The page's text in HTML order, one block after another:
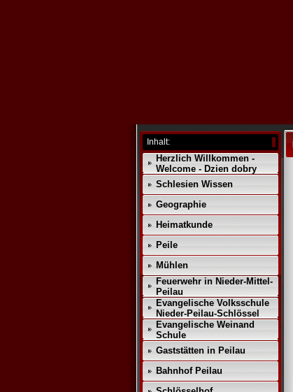
Inhalt:
Herzlich Willkommen -
Welcome - Dzien dobry
Schlesien Wissen
Geographie
Heimatkunde
Peile
Mühlen
Feuerwehr in Nieder-Mittel-
Peilau
Evangelische Volksschule
Nieder-Peilau-Schlössel
Evangelische Weinand
Schule
Gaststätten in Peilau
Bahnhof Peilau